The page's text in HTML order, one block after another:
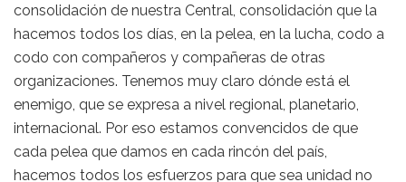
consolidación de nuestra Central, consolidación que la
hacemos todos los días, en la pelea, en la lucha, codo a
codo con compañeros y compañeras de otras
organizaciones. Tenemos muy claro dónde está el
enemigo, que se expresa a nivel regional, planetario,
internacional. Por eso estamos convencidos de que
cada pelea que damos en cada rincón del país,
hacemos todos los esfuerzos para que sea unidad no